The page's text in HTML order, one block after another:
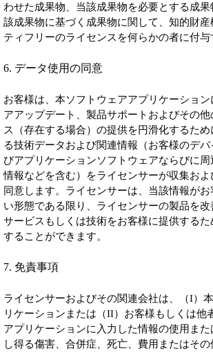
わせた成果物、当該成果物を必要とする成
該成果物に基づく成果物に関して、知的財産
ティフリーのライセンスを何らかの者に付与
6. データ使用の同意
お客様は、本ソフトウェアアプリケーション
アアップデート、製品サポートおよびその
ス（存在する場合）の提供を円滑化するた
る技術データおよび関連情報（お客様のデ
びアプリケーションソフトウェアならびに
情報などを含む）をライセンサーが収集お
同意します。ライセンサーは、当該情報が
い形態である限り、ライセンサーの製品を
サービスもしくは技術をお客様に提供する
することができます。
7. 免責事項
ライセンサーおよびその関連会社は、（I）
リケーションまたは（II）お客様もしくは他
アプリケーションに入力した情報の使用ま
し得る傷害、合併症、死亡、費用またはそ